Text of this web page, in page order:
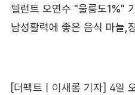
[더팩트ㅣ이새롬 기자] 4일